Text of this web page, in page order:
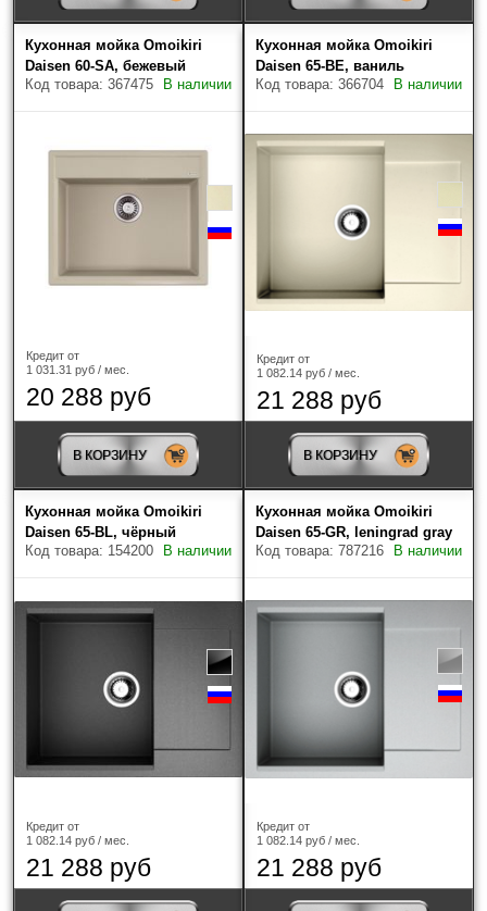
Кухонная мойка Omoikiri
Daisen 60-SA, бежевый
Код товара: 367475
В наличии
Кредит от
1 031.31 руб / мес.
20 288 руб
В КОРЗИНУ
Кухонная мойка Omoikiri
Daisen 65-BE, ваниль
Код товара: 366704
В наличии
Кредит от
1 082.14 руб / мес.
21 288 руб
В КОРЗИНУ
Кухонная мойка Omoikiri
Daisen 65-BL, чёрный
Код товара: 154200
В наличии
Кредит от
1 082.14 руб / мес.
21 288 руб
Кухонная мойка Omoikiri
Daisen 65-GR, leningrad gray
Код товара: 787216
В наличии
Кредит от
1 082.14 руб / мес.
21 288 руб